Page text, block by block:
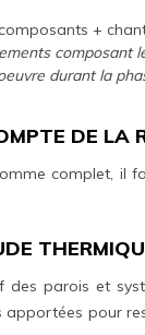
+
composant
durant la
DE LA
complet, il
des parois et
apportées pour